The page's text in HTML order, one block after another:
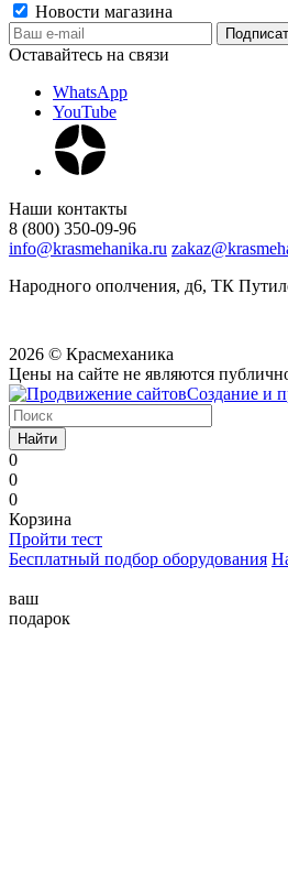
Новости магазина
Оставайтесь на связи
WhatsApp
YouTube
Наши контакты
8 (800) 350-09-96
info@krasmehanika.ru
Народного ополчения, д6, ТК
2026 © Красмеханика
Цены на сайте не являются
Создание и
Найти
0
0
0
Корзина
Пройти тест
Бесплатный подбор оборудования
ваш
подарок